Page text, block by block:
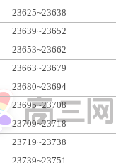
23625~23638
23639~23652
23653~23662
23663~23679
23680~23694
23695~23708
23709~23718
23719~23738
23739~23751